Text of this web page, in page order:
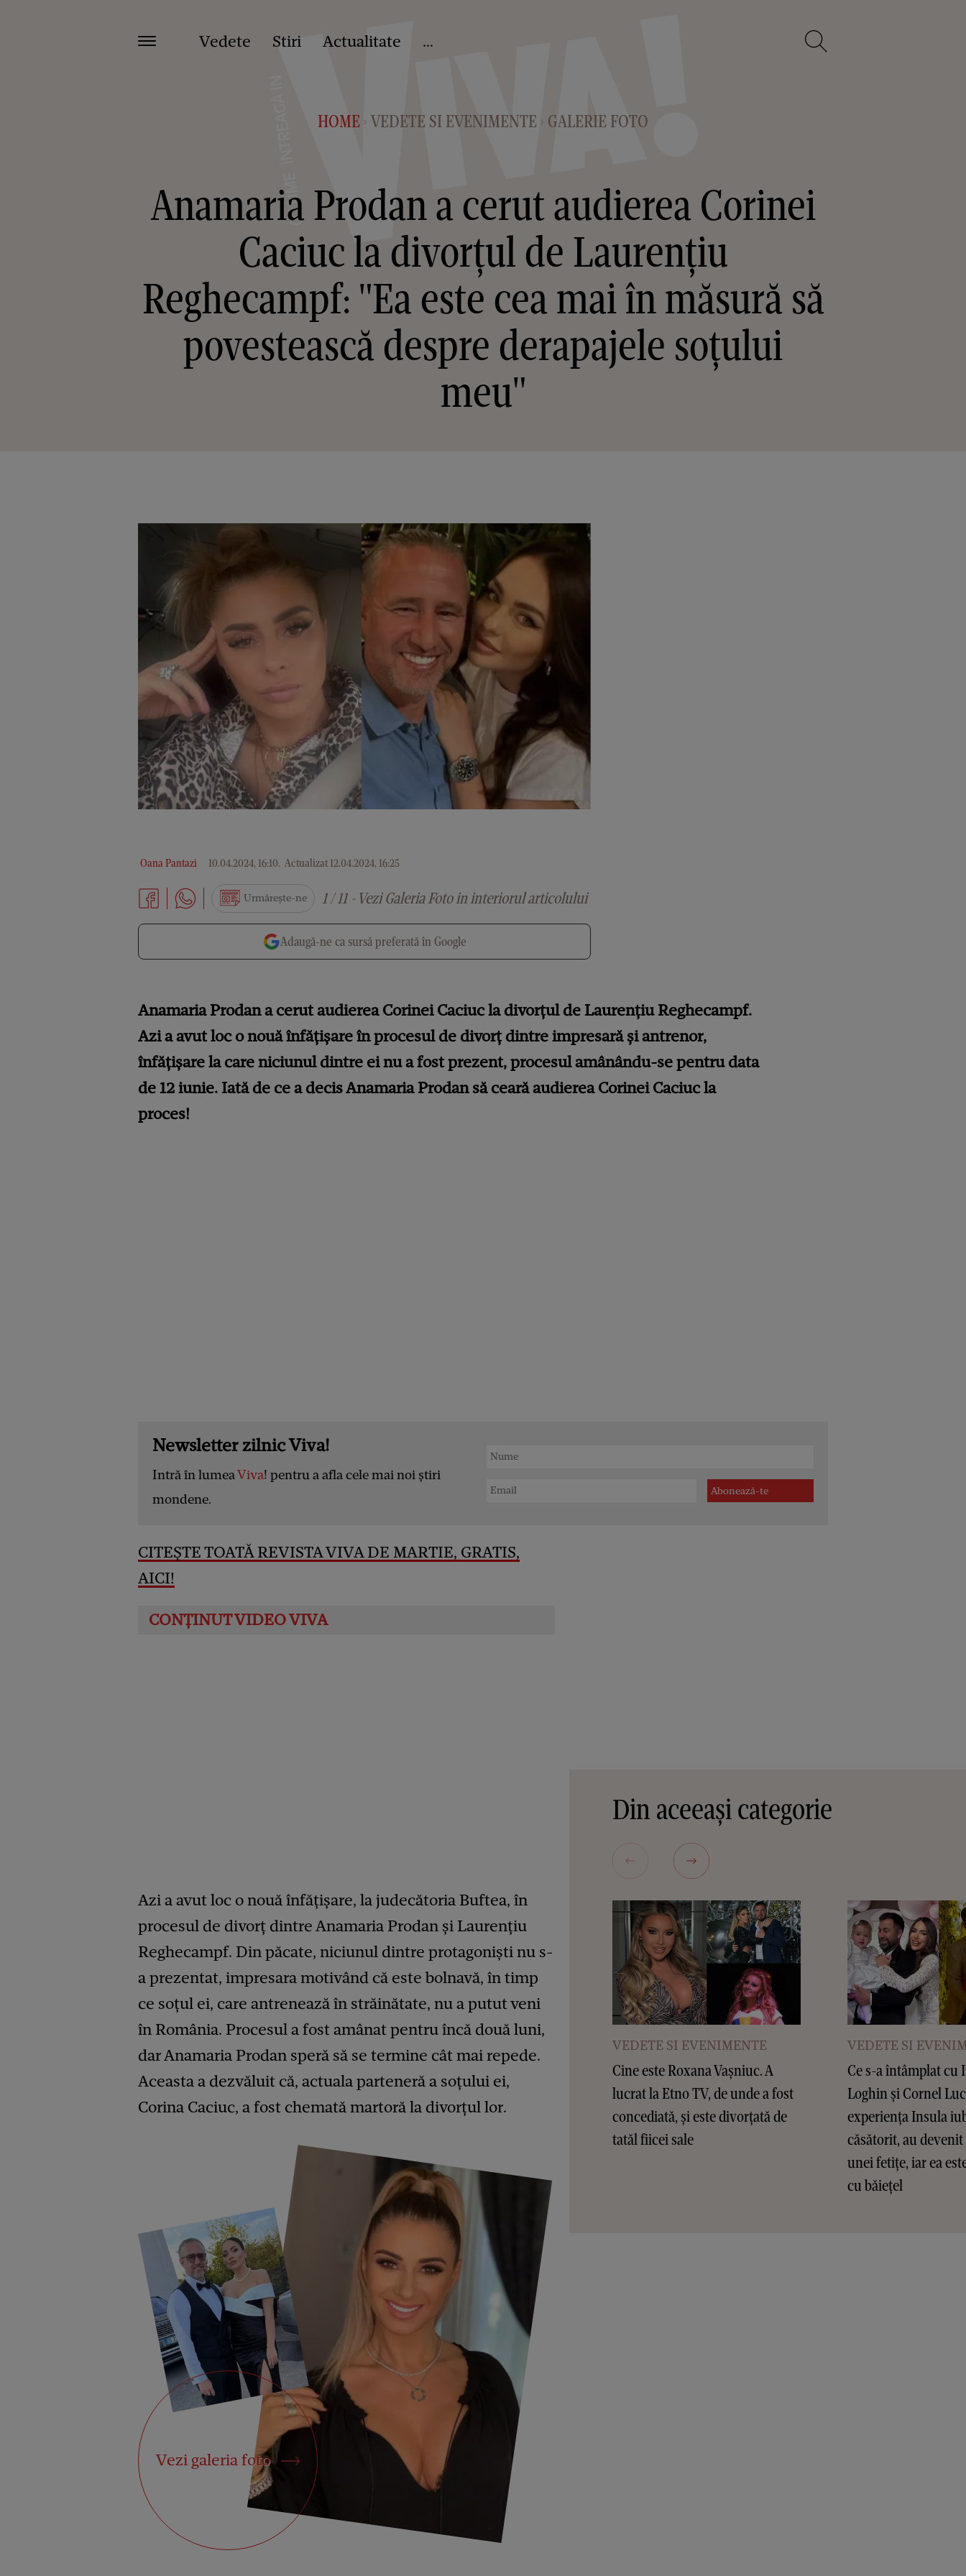
Vedete Stiri Actualitate ...
HOME > VEDETE SI EVENIMENTE > GALERIE FOTO
Anamaria Prodan a cerut audierea Corinei
Caciuc la divorțul de Laurențiu
Reghecampf: "Ea este cea mai în măsură să
povestească despre derapajele soțului
meu"
Oana Pantazi 10.04.2024, 16:10. Actualizat 12.04.2024, 16:25
Urmărește-ne 1 / 11 - Vezi Galeria Foto in interiorul articolului
Adaugă-ne ca sursă preferată în Google
Anamaria Prodan a cerut audierea Corinei Caciuc la divorțul de Laurențiu Reghecampf.
Azi a avut loc o nouă înfățișare în procesul de divorț dintre impresară și antrenor,
înfățișare la care niciunul dintre ei nu a fost prezent, procesul amânându-se pentru data
de 12 iunie. Iată de ce a decis Anamaria Prodan să ceară audierea Corinei Caciuc la
proces!
Newsletter zilnic Viva!
Intră în lumeaViva! pentru a afla cele mai noi știri
mondene.
CITEȘTE TOATĂ REVISTA VIVA DE MARTIE, GRATIS,
AICI!
Azi a avut loc o nouă înfățișare, la judecătoria Buftea, în
procesul de divorț dintre Anamaria Prodan și Laurențiu
Reghecampf. Din păcate, niciunul dintre protagoniști nu s-
a prezentat, impresara motivând că este bolnavă, în timp
ce soțul ei, care antrenează în străinătate, nu a putut veni
în România. Procesul a fost amânat pentru încă două luni,
dar Anamaria Prodan speră să se termine cât mai repede.
Aceasta a dezvăluit că, actuala parteneră a soțului ei,
Corina Caciuc, a fost chemată martoră la divorțul lor.
Vezi galeria foto
Din aceeași categorie
VEDETE SI EVENIMENTE
Cine este Roxana Vașniuc. A
lucrat la Etno TV, de unde a fost
concediată, și este divorțată de
tatăl fiicei sale
VEDETE SI
Ce s-a întâmplat cu
Loghin și Cornel
experiența Insula
căsătorit, au
unei fetițe, iar ea
cu băiețel